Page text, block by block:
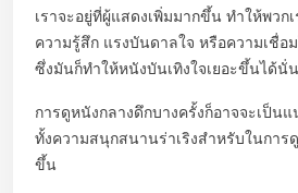
เราจะอยู่ที่ผู้แสดงเพิ่มมากขึ้น ทำให้พวก
ความรู้สึก แรงบันดาลใจ หรือความเชื่อ
ซึ่งมันก็ทำให้หนังบันเทิงใจเยอะขึ้นได้นั่น
การดูหนังกลางดึกบางครั้งก็อาจจะเป็น
ทั้งความสนุกสนานร่าเริงสำหรับในการ
ขึ้น